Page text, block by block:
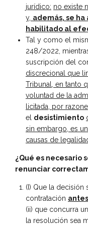
jurídico: no existe
y, además, se
habilitado al
Tal y como el
248/2022,
suscripción del
discrecional que
Tribunal, en tanto
voluntad de la
licitada, por
el desistimiento
sin embargo, es
causas de
¿Qué es necesario
renunciar
(I) Que la
contratación
(ii) que concurra
la resolución sea